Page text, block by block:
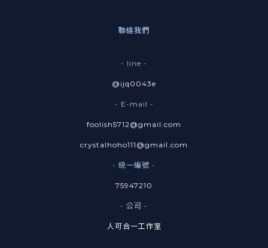
聯絡我們
- line -
@ijq0043e
- E-mail -
foolish5712@gmail.com
crystalhoho111@gmail.com
- 統一編號 -
75947210
- 公司 -
人可合一工作室